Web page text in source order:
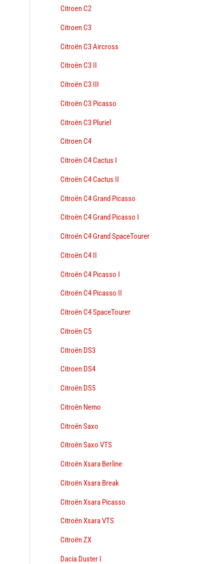
Citroen C2
Citroen C3
Citroën C3 Aircross
Citroën C3 II
Citroën C3 III
Citroën C3 Picasso
Citroën C3 Pluriel
Citroen C4
Citroën C4 Cactus I
Citroën C4 Cactus II
Citroën C4 Grand Picasso
Citroën C4 Grand Picasso I
Citroën C4 Grand SpaceTourer
Citroën C4 II
Citroën C4 Picasso I
Citroën C4 Picasso II
Citroën C4 SpaceTourer
Citroën C5
Citroën DS3
Citroen DS4
Citroën DS5
Citroën Nemo
Citroën Saxo
Citroën Saxo VTS
Citroën Xsara Berline
Citroën Xsara Break
Citroën Xsara Picasso
Citroën Xsara VTS
Citroën ZX
Dacia Duster I